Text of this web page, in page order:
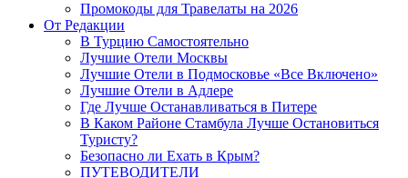
Промокоды для Травелаты на 2026
От Редакции
В Турцию Самостоятельно
Лучшие Отели Москвы
Лучшие Отели в Подмосковье «Все Включено»
Лучшие Отели в Адлере
Где Лучше Останавливаться в Питере
В Каком Районе Стамбула Лучше Остановиться
Туристу?
Безопасно ли Ехать в Крым?
ПУТЕВОДИТЕЛИ